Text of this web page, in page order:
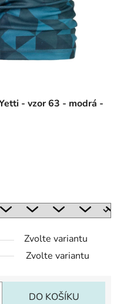
- vzor 63 - modrá -
Zvolte variantu
Zvolte variantu
DO KOŠÍKU